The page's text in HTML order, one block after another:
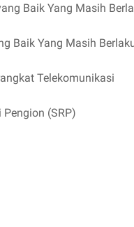
Baik Yang Masih
Baik Yang Masih
Telekomunikasi
(SRP)